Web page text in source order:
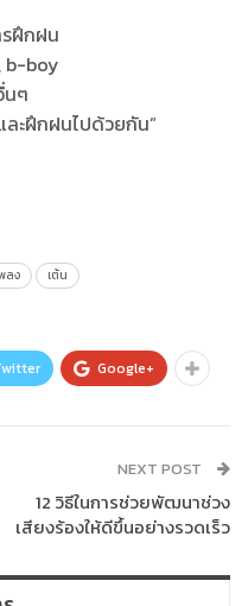
รฝึกฝน
b-boy
นๆ
ละฝึกฝนไปด้วยกัน”
ลง เต้น
Google+
NEXT POST
12 วิธีในการช่วยพัฒนาช่วง
เสียงร้องให้ดีขึ้นอย่างรวดเร็ว